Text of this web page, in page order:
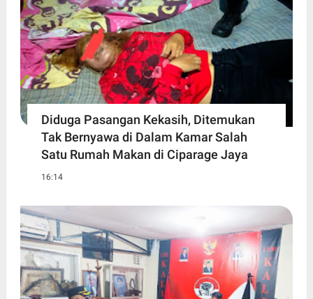
Diduga Pasangan Kekasih, Ditemukan
Tak Bernyawa di Dalam Kamar Salah
Satu Rumah Makan di Ciparage Jaya
16:14